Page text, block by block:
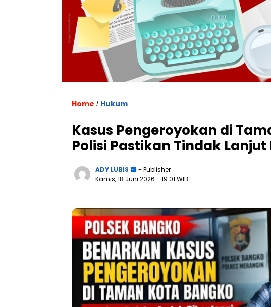
Home / Hukum
Kasus Pengeroyokan di
Polisi Pastikan Tindak
ADY LUBIS
- Publisher
Kamis, 18 Juni 2026 - 19:01 WIB